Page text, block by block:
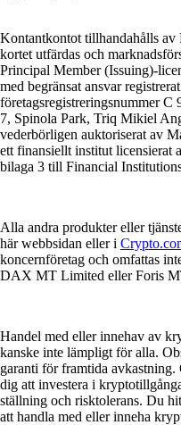
Kontantkontot tillhandahålls
kortet utfärdas och
Principal Member (Issuing)-
med begränsat ansvar
företagsregistreringsnummer C
7, Spinola Park, Triq Mikiel
vederbörligen auktoriserat av
ett finansiellt institut licensierat
bilaga 3 till Financial
Alla andra produkter eller
här webbsidan eller i
koncernföretag och omfattas
DAX MT Limited eller Foris
Handel med eller innehav av
kanske inte lämpligt för alla.
garanti för framtida
dig att investera i
ställning och risktolerans. Du
att handla med eller inneha